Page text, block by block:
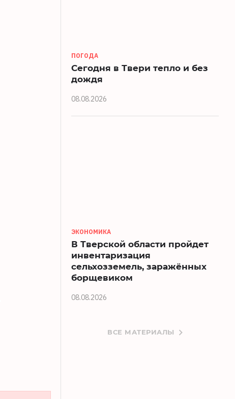
ПОГОДА
Сегодня в Твери тепло и без
дождя
08.08.2026
ЭКОНОМИКА
В Тверской области пройдет
инвентаризация
сельхозземель, заражённых
борщевиком
08.08.2026
ВСЕ МАТЕРИАЛЫ